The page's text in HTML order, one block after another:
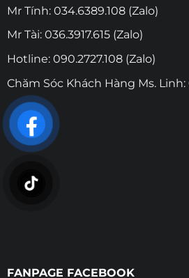
Mr Tính: 034.6389.108 (Zalo)
Mr Tài: 036.3917.615 (Zalo)
Hotline: 090.2727.108 (Zalo)
Chăm Sóc Khách Hàng Ms.
FANPAGE FACEBOOK